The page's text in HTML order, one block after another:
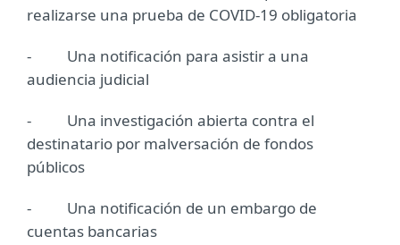
realizarse una prueba de COVID-19 obligatoria
- Una notificación para asistir a una
audiencia judicial
- Una investigación abierta contra el
destinatario por malversación de fondos
públicos
- Una notificación de un embargo de
cuentas bancarias